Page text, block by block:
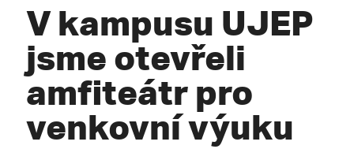
V kampusu UJEP
jsme otevřeli
amfiteátr pro
venkovní výuku